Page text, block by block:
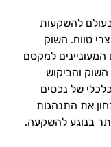
להשקעות
טווח. השוק
למקסם
והביקוש
של נכסים
את התנהגות
בנוגע להשקעה.